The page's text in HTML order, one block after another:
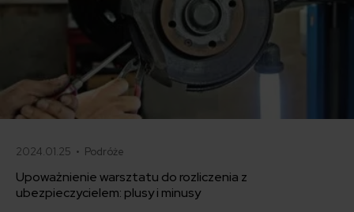
2024.01.25 • Podróże
Upoważnienie warsztatu do rozliczenia z
ubezpieczycielem: plusy i minusy